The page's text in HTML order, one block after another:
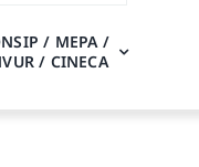
/ MEPA /
/ CINECA